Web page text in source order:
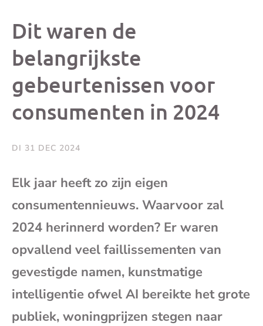
op
Facebook
op
X
Dit waren de
belangrijkste
gebeurtenissen voor
consumenten in 2024
DI 31 DEC 2024
Elk jaar heeft zo zijn eigen
consumentennieuws. Waarvoor zal
2024 herinnerd worden? Er waren
opvallend veel faillissementen van
gevestigde namen, kunstmatige
intelligentie ofwel AI bereikte het grote
publiek, woningprijzen stegen naar